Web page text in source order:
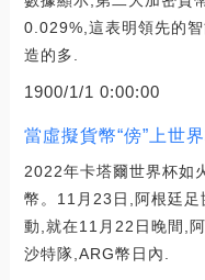
0.029%,這表明領先的
造的多.
1900/1/1 0:00:00
當虛擬貨幣“傍”上世
2022年卡塔爾世界杯如
幣。11月23日,阿根廷足
動,就在11月22日晚間,
沙特隊,ARG幣日內.